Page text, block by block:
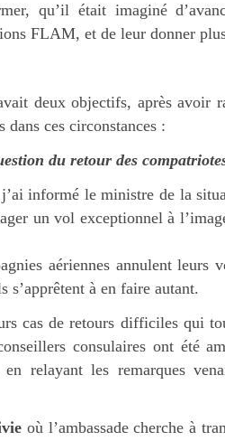
qu’il était imaginé
FLAM, et de leur donner
deux objectifs, après avoir
dans ces circonstances :
du retour des
informé le ministre de la
un vol exceptionnel à
aériennes annulent leurs
s’apprêtent à en faire autant.
cas de retours difficiles qui
consulaires ont été
relayant les remarques
où l’ambassade cherche à